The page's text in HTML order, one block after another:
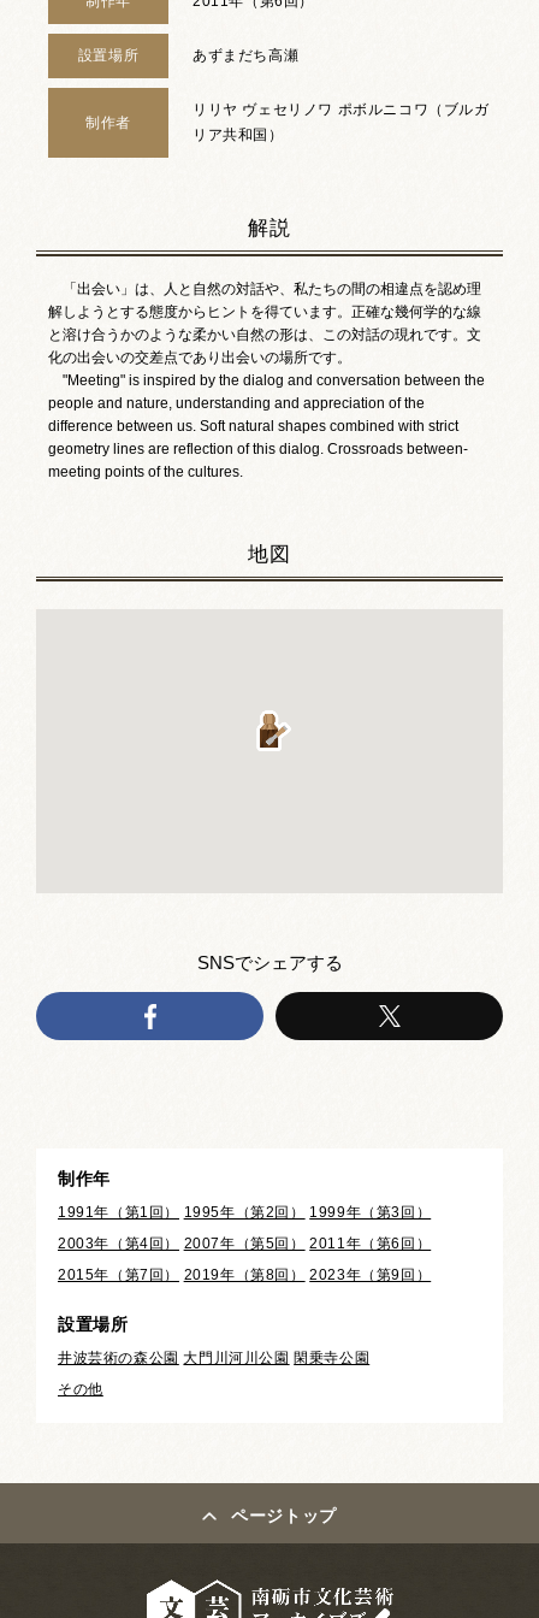
設置場所 あずまだち高瀬
制作者
リリヤ ヴェセリノワ ポボルニコワ（ブルガ
リア共和国）
解説
「出会い」は、人と自然の対話や、私たちの間の相違点を認め理
解しようとする態度からヒントを得ています。正確な幾何学的な線
と溶け合うかのような柔かい自然の形は、この対話の現れです。文
化の出会いの交差点であり出会いの場所です。
"Meeting" is inspired by the dialog and conversation between the
people and nature, understanding and appreciation of the
difference between us. Soft natural shapes combined with strict
geometry lines are reflection of this dialog. Crossroads between-
meeting points of the cultures.
地図
SNSでシェアする
制作年
1991年（第1回） 1995年（第2回）
1999年（第3回）
2003年（第4回）
2007年（第5回）
2011年（第6回）
2015年（第7回）
2019年（第8回） 2023年（第9回）
設置場所
井波芸術の森公園 大門川河川公園 閑乗寺公園
その他
ページトップ